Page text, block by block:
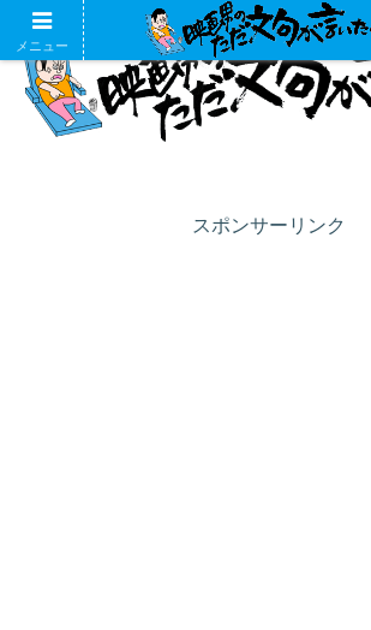
スポンサーリンク
メニュー